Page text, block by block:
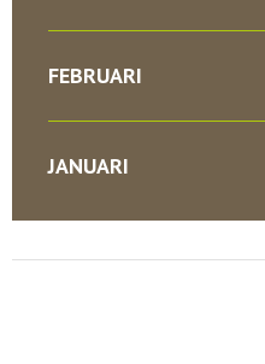
FEBRUARI
JANUARI